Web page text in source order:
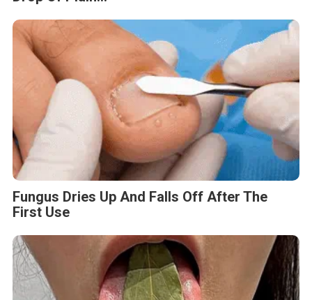
Fungus Is A Parasite, And It Dies From A
Drop Of Plain...
First Use